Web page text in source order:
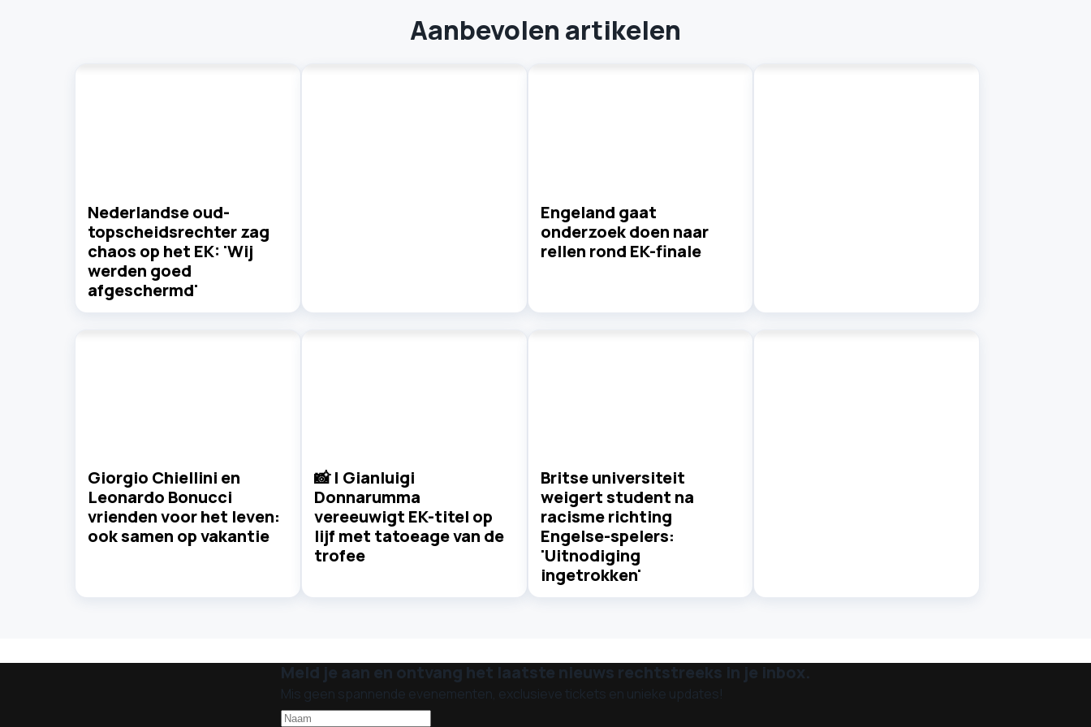
Aanbevolen artikelen
Nederlandse oud-
topscheidsrechter zag
chaos op het EK: 'Wij
werden goed
afgeschermd'
Engeland gaat
onderzoek doen naar
rellen rond EK-finale
Giorgio Chiellini en
Leonardo Bonucci
vrienden voor het leven:
ook samen op vakantie
📸 | Gianluigi
Donnarumma
vereeuwigt EK-titel op
lijf met tatoeage van de
trofee
Britse universiteit
weigert student na
racisme richting
Engelse-spelers:
'Uitnodiging
ingetrokken'
Meld je aan en ontvang het laatste nieuws rechtstreeks in je inbox.
Mis geen spannende evenementen, exclusieve tickets en unieke updates!